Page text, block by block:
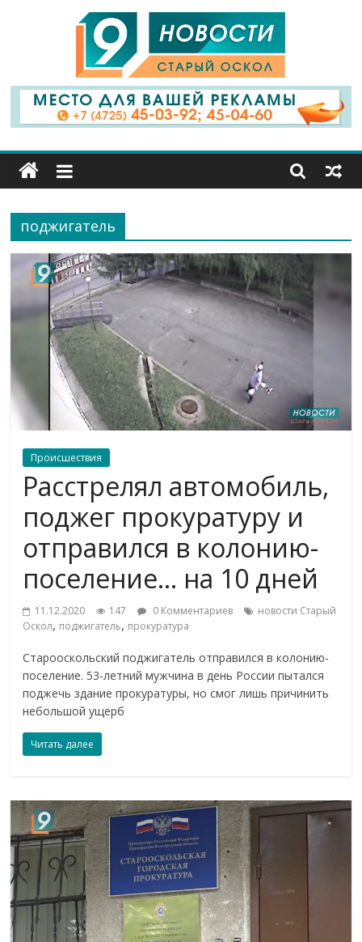
9
Канал
Старый
Оскол
поджигатель
Происшествия
Расстрелял автомобиль,
поджег прокуратуру и
отправился в колонию-
поселение… на 10 дней
11.12.2020 147 0 Комментариев
новости Старый
Оскол, поджигатель, прокуратура
Старооскольский поджигатель отправился в колонию-
поселение. 53-летний мужчина в день России пытался
поджечь здание прокуратуры, но смог лишь причинить
небольшой ущерб
Читать далее